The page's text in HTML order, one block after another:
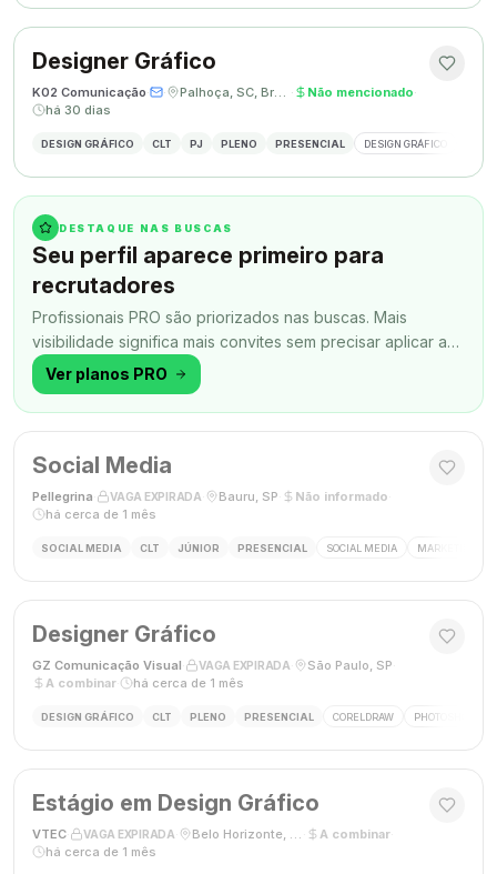
Designer Gráfico
K02 Comunicação· · Palhoça, SC, Brasil · Não mencionado·
há 30 dias
DESIGN GRÁFICO CLT PJ PLENO PRESENCIAL DESIGN GRÁFICO
DESTAQUE NAS BUSCAS
Seu perfil aparece primeiro para
recrutadores
Profissionais PRO são priorizados nas buscas. Mais
visibilidade significa mais convites sem precisar aplicar a
todo momento.
Ver planos PRO
Social Media
Pellegrina VAGA EXPIRADA Bauru, SP Não informado
há cerca de 1 mês
SOCIAL MEDIA CLT JÚNIOR PRESENCIAL SOCIAL MEDIA MARKETING
Designer Gráfico
GZ Comunicação Visual VAGA EXPIRADA São Paulo, SP
A combinar
há cerca de 1 mês
DESIGN GRÁFICO CLT PLENO PRESENCIAL CORELDRAW PHOTOSHOP
Estágio em Design Gráfico
VTEC VAGA EXPIRADA Belo Horizonte, MG A combinar·
há cerca de 1 mês